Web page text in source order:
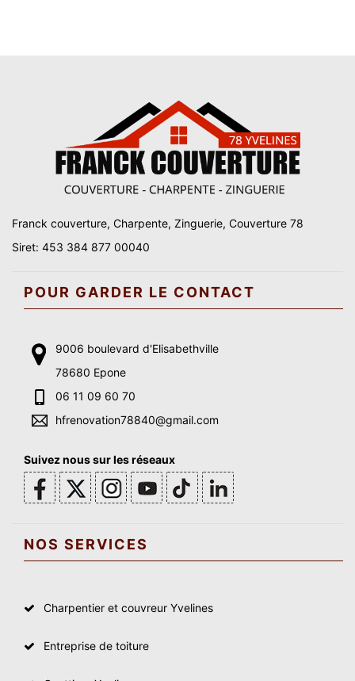
Franck couverture, Charpente, Zinguerie, Couverture 78
Siret: 453 384 877 00040
POUR GARDER LE CONTACT
9006 boulevard d'Elisabethville
78680 Epone
06 11 09 60 70
hfrenovation78840@gmail.com
Suivez nous sur les réseaux
NOS SERVICES
Charpentier et couvreur Yvelines
Entreprise de toiture